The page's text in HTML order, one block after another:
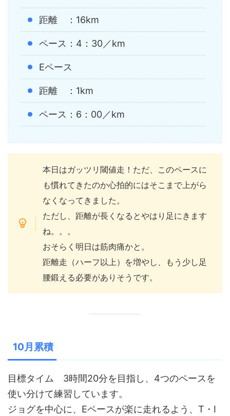
距離 ：16km
ペース：4：30／km
Eペース
距離 ：1km
ペース：6：00／km
本日はガッツリ閾値走！ただ、このペースに
も慣れてきたのか心拍的にはそこまで上がら
なくなってきました。
ただし、距離が長くなるとやはり足にきます
ね。。。
おそらく明日は筋肉痛かと。
距離走（ハーフ以上）を増やし、もう少し足
腰鍛える必要がありそうです。
10月累積
目標タイム 3時間20分を目指し、4つのペースを
使い分けて練習しています。
ジョグを中心に、Eペースが楽に走れるよう、T・I